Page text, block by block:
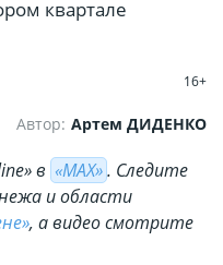
квартале
16+
Автор: Артем ДИДЕНКО
в «МАХ». Cледите
и области
, а видео смотрите